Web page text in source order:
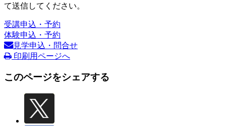
て送信してください。
受講申込・予約
体験申込・予約
見学申込・問合せ
印刷用ページへ
このページをシェアする